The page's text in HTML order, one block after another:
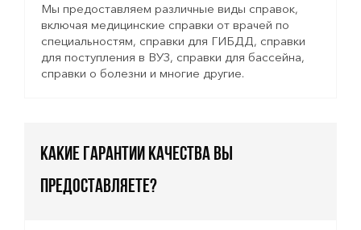
Мы предоставляем различные виды справок,
включая медицинские справки от врачей по
специальностям, справки для ГИБДД, справки
для поступления в ВУЗ, справки для бассейна,
справки о болезни и многие другие.
Какие гарантии качества вы
предоставляете?